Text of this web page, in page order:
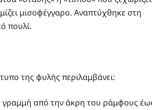
μισοφέγγαρο. Αναπτύχθηκε στη
πουλί.
της φυλής περιλαμβάνει:
γραμμή από την άκρη του ράμφους